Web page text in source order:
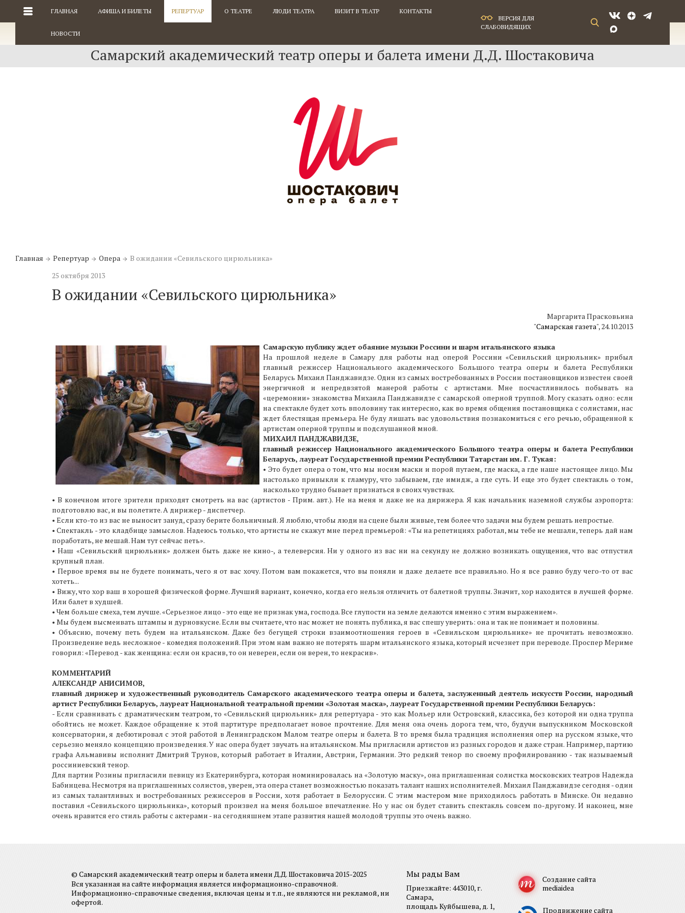
ГЛАВНАЯ АФИША И БИЛЕТЫ РЕПЕРТУАР О ТЕАТРЕ ЛЮДИ ТЕАТРА ВИЗИТ В ТЕАТР КОНТАКТЫ
НОВОСТИ
ВЕРСИЯ ДЛЯ
СЛАБОВИДЯЩИХ
Самарский академический театр оперы и балета имени Д.Д. Шостаковича
Главная Репертуар Опера
В ожидании «Севильского цирюльника»
25 октября 2013
В ожидании «Севильского цирюльника»
Маргарита Прасковьина
"Самарская газета", 24.10.2013
Самарскую публику ждет обаяние музыки Россини и шарм итальянского языка
На прошлой неделе в Самару для работы над оперой Россини «Севильский цирюльник» прибыл
главный режиссер Национального академического Большого театра оперы и балета Республики
Беларусь Михаил Панджавидзе. Один из самых востребованных в России постановщиков известен своей
энергичной и непредвзятой манерой работы с артистами. Мне посчастливилось побывать на
«церемонии» знакомства Михаила Панджавидзе с самарской оперной труппой. Могу сказать одно: если
на спектакле будет хоть вполовину так интересно, как во время общения постановщика с солистами, нас
ждет блестящая премьера. Не буду лишать вас удовольствия познакомиться с его речью, обращенной к
артистам оперной труппы и подслушанной мной.
МИХАИЛ ПАНДЖАВИДЗЕ,
главный режиссер Национального академического Большого театра оперы и балета Республики
Беларусь, лауреат Государственной премии Республики Татарстан им. Г. Тукая:
• Это будет опера о том, что мы носим маски и порой путаем, где маска, а где наше настоящее лицо. Мы
настолько привыкли к гламуру, что забываем, где имидж, а где суть. И еще это будет спектакль о том,
насколько трудно бывает признаться в своих чувствах.
• В конечном итоге зрители приходят смотреть на вас (артистов - Прим. авт.). Не на меня и даже не на дирижера. Я как начальник наземной службы аэропорта:
подготовлю вас, и вы полетите. А дирижер - диспетчер.
• Если кто-то из вас не выносит зануд, сразу берите больничный. Я люблю, чтобы люди на сцене были живые, тем более что задачи мы будем решать непростые.
• Спектакль - это кладбище замыслов. Надеюсь только, что артисты не скажут мне перед премьерой: «Ты на репетициях работал, мы тебе не мешали, теперь дай нам
поработать, не мешай. Нам тут сейчас петь».
• Наш «Севильский цирюльник» должен быть даже не кино-, а телеверсия. Ни у одного из вас ни на секунду не должно возникать ощущения, что вас отпустил
крупный план.
• Первое время вы не будете понимать, чего я от вас хочу. Потом вам покажется, что вы поняли и даже делаете все правильно. Но я все равно буду чего-то от вас
хотеть...
• Вижу, что хор ваш в хорошей физической форме. Лучший вариант, конечно, когда его нельзя отличить от балетной труппы. Значит, хор находится в лучшей форме.
Или балет в худшей.
• Чем больше смеха, тем лучше. «Серьезное лицо - это еще не признак ума, господа. Все глупости на земле делаются именно с этим выражением».
• Мы будем высмеивать штампы и дурновкусие. Если вы считаете, что нас может не понять публика, я вас спешу уверить: она и так не понимает и половины.
• Объясню, почему петь будем на итальянском. Даже без бегущей строки взаимоотношения героев в «Севильском цирюльнике» не прочитать невозможно.
Произведение ведь несложное - комедия положений. При этом нам важно не потерять шарм итальянского языка, который исчезнет при переводе. Проспер Мериме
говорил: «Перевод - как женщина: если он красив, то он неверен, если он верен, то некрасив».
КОММЕНТАРИЙ
АЛЕКСАНДР АНИСИМОВ,
главный дирижер и художественный руководитель Самарского академического театра оперы и балета, заслуженный деятель искусств России, народный
артист Республики Беларусь, лауреат Национальной театральной премии «Золотая маска», лауреат Государственной премии Республики Беларусь:
- Если сравнивать с драматическим театром, то «Севильский цирюльник» для репертуара - это как Мольер или Островский, классика, без которой ни одна труппа
обойтись не может. Каждое обращение к этой партитуре предполагает новое прочтение. Для меня она очень дорога тем, что, будучи выпускником Московской
консерватории, я дебютировал с этой работой в Ленинградском Малом театре оперы и балета. В то время была традиция исполнения опер на русском языке, что
серьезно меняло концепцию произведения. У нас опера будет звучать на итальянском. Мы пригласили артистов из разных городов и даже стран. Например, партию
графа Альмавивы исполнит Дмитрий Трунов, который работает в Италии, Австрии, Германии. Это редкий тенор по своему профилированию - так называемый
россиниевский тенор.
Для партии Розины пригласили певицу из Екатеринбурга, которая номинировалась на «Золотую маску», она приглашенная солистка московских театров Надежда
Бабинцева. Несмотря на приглашенных солистов, уверен, эта опера станет возможностью показать талант наших исполнителей. Михаил Панджавидзе сегодня - один
из самых талантливых и востребованных режиссеров в России, хотя работает в Белоруссии. С этим мастером мне приходилось работать в Минске. Он недавно
поставил «Севильского цирюльника», который произвел на меня большое впечатление. Но у нас он будет ставить спектакль совсем по-другому. И наконец, мне
очень нравится его стиль работы с актерами - на сегодняшнем этапе развития нашей молодой труппы это очень важно.
© Самарский академический театр оперы и балета имени Д.Д. Шостаковича 2015-2025
Вся указанная на сайте информация является информационно-справочной.
Информационно-справочные сведения, включая цены и т.п., не являются ни рекламой, ни
офертой.
Мы рады Вам
Приезжайте: 443010, г.
Самара,
площадь Куйбышева, д. 1,
Создание сайта
mediaidea
Продвижение сайта